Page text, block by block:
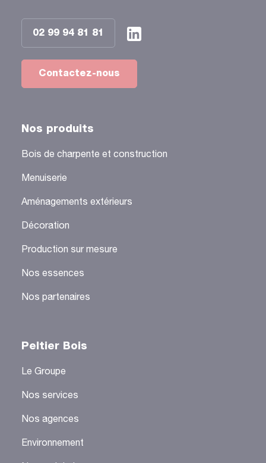
02 99 94 81 81
Contactez-nous
Nos produits
Bois de charpente et construction
Menuiserie
Aménagements extérieurs
Décoration
Production sur mesure
Nos essences
Nos partenaires
Peltier Bois
Le Groupe
Nos services
Nos agences
Environnement